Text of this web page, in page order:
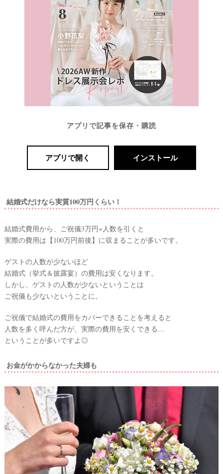
アプリで記事を保存・購読
アプリで開く インストール
結婚式だけなら実質100万円くらい！
結婚式費用から、ご祝儀3万円×人数を引くと
実際の費用は【100万円前後】に収まることが多いです。
ゲストの人数が少ないほど
結婚式（挙式＆披露宴）の費用は安くなります。
しかし、ゲストの人数が少ないということは
ご祝儀も少ないということに。
ご祝儀で結婚式の費用をカバーできることを考えると
人数を多く呼んだ方が、実際の費用を安くできる…
ということが多いですよ◎
お金がかからなかった夫婦も